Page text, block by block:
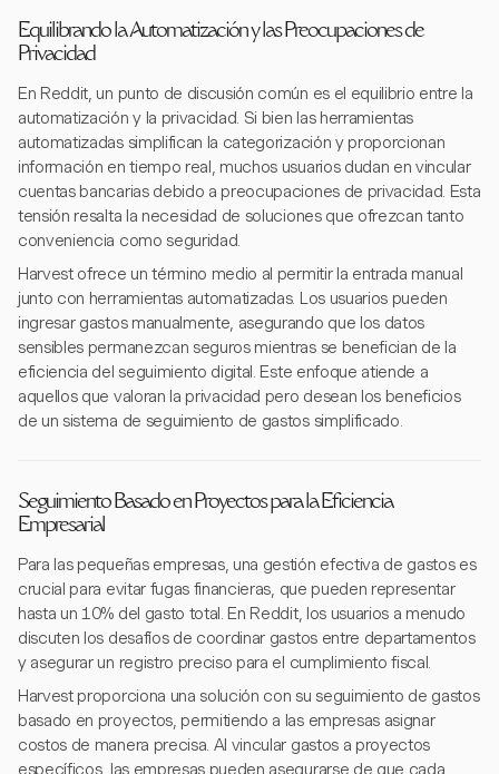
Equilibrando la Automatización y las Preocupaciones de
Privacidad
En Reddit, un punto de discusión común es el equilibrio entre la
automatización y la privacidad. Si bien las herramientas
automatizadas simplifican la categorización y proporcionan
información en tiempo real, muchos usuarios dudan en vincular
cuentas bancarias debido a preocupaciones de privacidad. Esta
tensión resalta la necesidad de soluciones que ofrezcan tanto
conveniencia como seguridad.
Harvest ofrece un término medio al permitir la entrada manual
junto con herramientas automatizadas. Los usuarios pueden
ingresar gastos manualmente, asegurando que los datos
sensibles permanezcan seguros mientras se benefician de la
eficiencia del seguimiento digital. Este enfoque atiende a
aquellos que valoran la privacidad pero desean los beneficios
de un sistema de seguimiento de gastos simplificado.
Seguimiento Basado en Proyectos para la Eficiencia
Empresarial
Para las pequeñas empresas, una gestión efectiva de gastos es
crucial para evitar fugas financieras, que pueden representar
hasta un 10% del gasto total. En Reddit, los usuarios a menudo
discuten los desafíos de coordinar gastos entre departamentos
y asegurar un registro preciso para el cumplimiento fiscal.
Harvest proporciona una solución con su seguimiento de gastos
basado en proyectos, permitiendo a las empresas asignar
costos de manera precisa. Al vincular gastos a proyectos
específicos, las empresas pueden asegurarse de que cada